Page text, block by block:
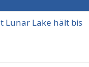
Lunar Lake hält bis